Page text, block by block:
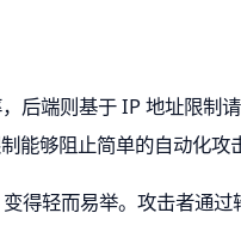
后端则基于 IP 地址限制
够阻止简单的自动化攻
得轻而易举。攻击者通